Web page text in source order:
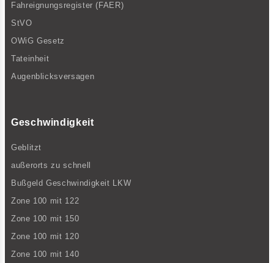
Fahreignungsregister (FAER)
StVO
OWiG Gesetz
Tateinheit
Augenblicksversagen
Geschwindigkeit
Geblitzt
außerorts zu schnell
Bußgeld Geschwindigkeit LKW
Zone 100 mit 122
Zone 100 mit 150
Zone 100 mit 120
Zone 100 mit 140